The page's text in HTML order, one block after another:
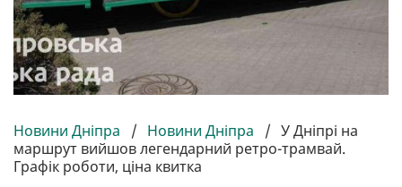
Новини Дніпра / Новини Дніпра / У Дніпрі на
маршрут вийшов легендарний ретро-трамвай.
Графік роботи, ціна квитка